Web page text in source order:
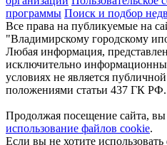
программы Поиск и подбор
Все права на публикуемые на
"Владимирскому городскому
Любая информация,
исключительно
условиях не является
положениями статьи 437 ГК РФ.
Продолжая посещение сайта, вы
использование файлов cookie.
Если вы не хотите